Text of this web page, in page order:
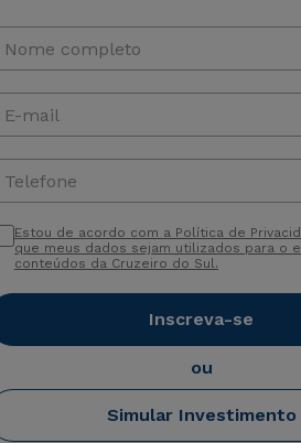
Nome completo
E-mail
Telefone
Estou de acordo com a Política de
que meus dados sejam utilizados para o
conteúdos da Cruzeiro do Sul.
Inscreva-se
ou
Simular Investimento